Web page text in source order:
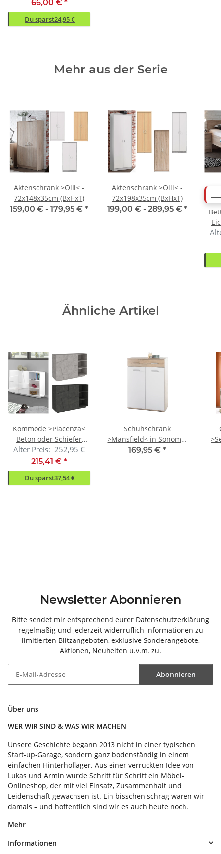
66,00 € *
Du sparst24,95 €
Mehr aus der Serie
Aktenschrank >Olli< -
72x148x35cm (BxHxT)
159,00 € - 179,95 € *
Aktenschrank >Olli< -
72x198x35cm (BxHxT)
199,00 € - 289,95 € *
Ähnliche Artikel
Kommode >Piacenza<
Beton oder Schiefer
oder Weiß-Hochglanz
Alter Preis: 252,95 €
215,41 € *
Du sparst37,54 €
Schuhschrank
>Mansfield< in Sonoma-
Eiche - 90x120x36cm
169,95 € *
Newsletter Abonnieren
Bitte sendet mir entsprechend eurer Datenschutzerklärung
regelmäßig und jederzeit widerruflich Informationen zu
limitierten Blitzangeboten, exklusive Sonderangebote,
Aktionen, Neuheiten u.v.m. zu.
Abonnieren
Über uns
WER WIR SIND & WAS WIR MACHEN
Unsere Geschichte begann 2013 nicht in einer typischen
Start-up-Garage, sondern ganz bodenständig in einem
einfachen Hinterhoflager. Aus einer verrückten Idee von
Lukas und Armin wurde Schritt für Schritt ein Möbel-
Onlineshop, der mit viel Einsatz, Zusammenhalt und
Leidenschaft gewachsen ist. Ein bisschen schräg waren wir
damals – und hoffentlich sind wir es auch heute noch.
Mehr
Informationen